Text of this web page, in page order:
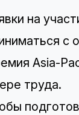
на
с
Asia-
труда.